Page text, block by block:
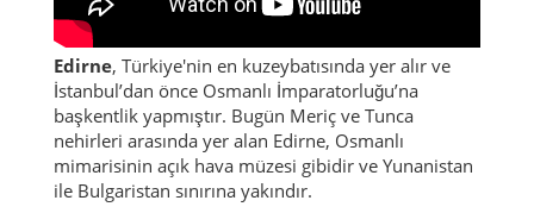
Edirne, Türkiye'nin en kuzeybatısında yer alır ve
İstanbul’dan önce Osmanlı İmparatorluğu’na
başkentlik yapmıştır. Bugün Meriç ve Tunca
nehirleri arasında yer alan Edirne, Osmanlı
mimarisinin açık hava müzesi gibidir ve Yunanistan
ile Bulgaristan sınırına yakındır.